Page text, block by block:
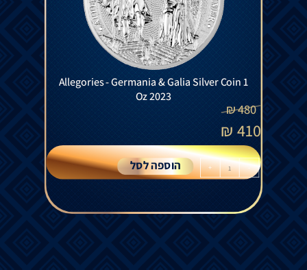
Allegories - Germania & Galia Silver Coin 1
Oz 2023
480
₪
410
₪
-
+ הוספה לסל